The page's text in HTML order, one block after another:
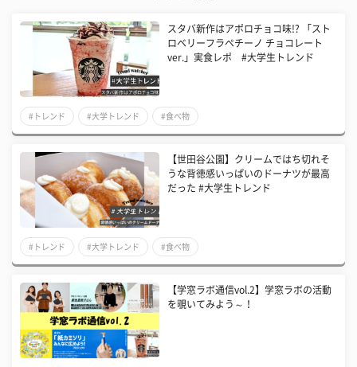
スタバ新作はアポロチョコ味!? 「スト
ロベリーフラペチーノ チョコレート
ver.」実食レポ #大学生トレンド
#トレンド #大学トレンド #食べ物
【世田谷公園】クリームではち切れそ
うな背徳感いっぱいのドーナツが最高
だった #大学生トレンド
#トレンド #大学トレンド #食べ物
【学窓ラボ通信vol.2】学窓ラボの活動
を覗いてみよう～！